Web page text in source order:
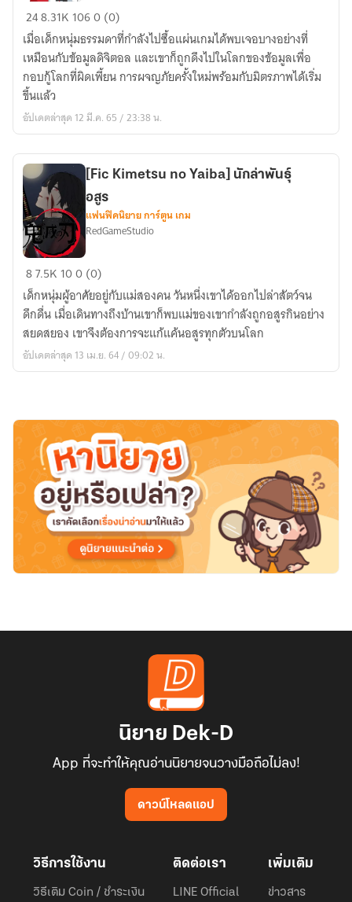
ขนาน
ของ
นักรบ
มังกร
ทมิฬ
Digimon
Xros
X
Evolution
ตำนาน
บท
ใหม่
งดิ
จิ
มอน
248.31K 1060 (0)
เมื่อเด็กหนุ่มธรรมดาที่กำลังไปซื้อแผ่นเกมได้พบเจอบางอย่างที่
เหมือนกับข้อมูลดิจิตอล และเขาก็ถูกดึงไปในโลกของข้อมูลเพื่อ
กอบกู้โลกที่ผิดเพี้ยน การผจญภัยครั้งใหม่พร้อมกับมิตรภาพได้เริ่ม
ขึ้นแล้ว
อัปเดตล่าสุด 12 มี.ค. 65 / 23:38 น.
[Fic
Kimetsu
no
Yaiba]
นัก
ล่า
[Fic Kimetsu no Yaiba] นักล่าพันธุ์
อสูร
แฟนฟิคนิยาย การ์ตูน เกม
RedGameStudio
87.5K 100 (0)
เด็กหนุ่มผู้อาศัยอยู่กับแม่สองคน วันหนึ่งเขาได้ออกไปล่าสัตว์จน
ดึกดื่น เมื่อเดินทางถึงบ้านเขาก็พบแม่ของเขากำลังถูกอสูรกินอย่าง
สยดสยอง เขาจึงต้องการจะแก้แค้นอสูรทุกตัวบนโลก
อัปเดตล่าสุด 13 เม.ย. 64 / 09:02 น.
นิยาย Dek-D
App ที่จะทำให้คุณอ่านนิยายจนวางมือถือไม่ลง!
ดาวน์โหลดแอป
วิธีการใช้งาน
วิธีเติม Coin / ชำระเงิน
ติดต่อเรา
LINE Official
เพิ่มเติม
ข่าวสาร